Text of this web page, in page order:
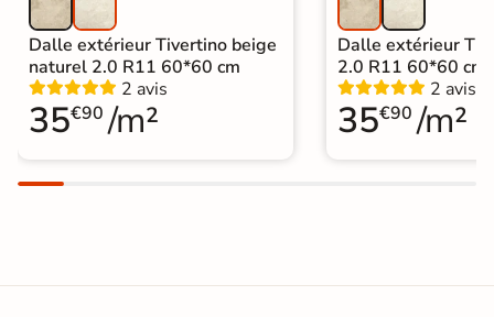
Dalle extérieur Tivertino beige
naturel 2.0 R11 60*60 cm
2 avis
35€90 /m²
Dalle extérieur
2.0 R11 60*60 cm
2 avis
35€90 /m²